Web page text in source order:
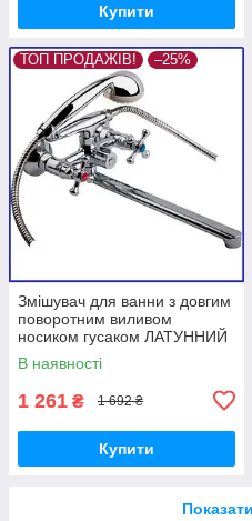
Купити
ТОП ПРОДАЖІВ! –25%
Змішувач для ванни з довгим
поворотним виливом
носиком гусаком ЛАТУННИЙ
з душем CHAMPION SMES
140 EURO (CH0090)
В наявності
1 261 ₴ 1 692 ₴
Купити